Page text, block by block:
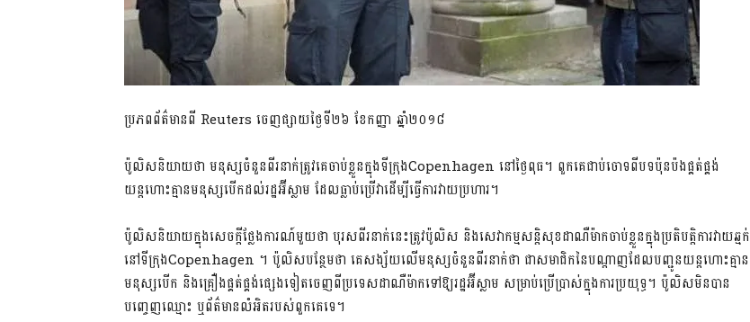
ប្រភពព័ត៌មានពី Reuters ចេញផ្សាយថ្ងៃទី២៦ ខែកញ្ញា ឆ្នាំ២០១៨
ប៉ូលិសនិយាយថា មនុស្សចំនួនពីរនាក់ត្រូវគេចាប់ខ្លួនក្នុងទីក្រុងCopenhagen នៅថ្ងៃពុធ។ ពួកគេជាប់ចោទពីបទប៉ុនប៉ងផ្គត់ផ្គង់
យន្តហោះគ្មានមនុស្សបើកដល់រដ្ឋអ៊ីស្លាម ដែលធ្លាប់ប្រើវាដើម្បីធ្វើការវាយប្រហារ។
ប៉ូលិសនិយាយក្នុងសេចក្តីថ្លែងការណ៍មួយថា បុរសពីរនាក់នេះត្រូវប៉ូលិស និងសេវាកម្មសន្ដិសុខដាណឺម៉ាកចាប់ខ្លួនក្នុងប្រតិបត្តិការវាយឆ្មក់
នៅទីក្រុងCopenhagen ។ ប៉ូលិសបន្ថែមថា គេសង្ស័យលើមនុស្សចំនួនពីរនាក់ថា ជាសមាជិកនៃបណ្តាញដែលបញ្ជូនយន្តហោះគ្មាន
មនុស្សបើក និងគ្រឿងផ្គត់ផ្គង់ផ្សេងទៀតចេញពីប្រទេសដាណឺម៉ាកទៅឱ្យរដ្ឋអ៊ីស្លាម សម្រាប់ប្រើប្រាស់ក្នុងការប្រយុទ្ធ។ ប៉ូលិសមិនបាន
បញ្ចេញឈ្មោះ ឬព័ត៌មានលំអិតរបស់ពួកគេទេ។